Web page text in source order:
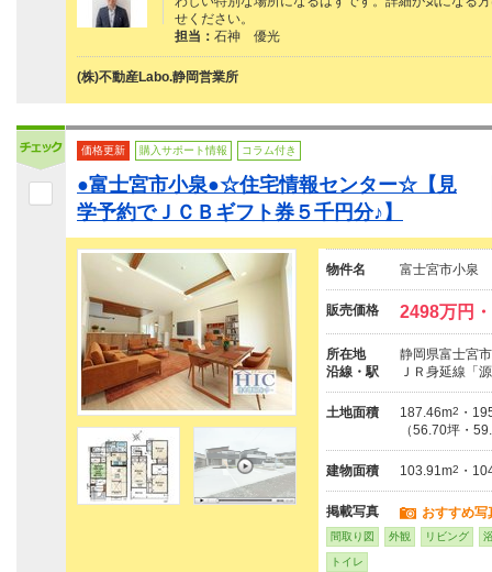
せください。
担当： 石神 優光
(株)不動産Labo.静岡営業所
価格更新 購入サポート情報 コラム付き
●富士宮市小泉●☆住宅情報センター☆【見
学予約でＪＣＢギフト券５千円分♪】
物件名 富士宮市小泉
販売価格 2498万円
所在地
静岡県富士宮
沿線・駅
ＪＲ身延線「
土地面積 187.46m2 ・
（56.70坪・
建物面積 103.91m2 ・
掲載写真 おすすめ写
間取り図 外観 リビング
トイレ